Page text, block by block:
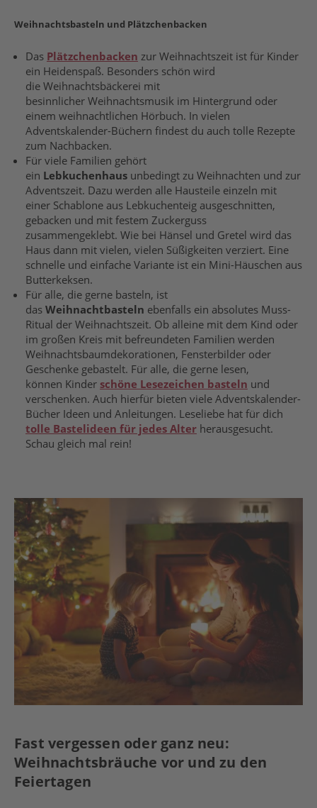
Weihnachtsbasteln und Plätzchenbacken
Das Plätzchenbacken zur Weihnachtszeit ist für Kinder
ein Heidenspaß. Besonders schön wird
die Weihnachtsbäckerei mit
besinnlicher Weihnachtsmusik im Hintergrund oder
einem weihnachtlichen Hörbuch. In vielen
Adventskalender-Büchern findest du auch tolle Rezepte
zum Nachbacken.
Für viele Familien gehört
ein Lebkuchenhaus unbedingt zu Weihnachten und zur
Adventszeit. Dazu werden alle Hausteile einzeln mit
einer Schablone aus Lebkuchenteig ausgeschnitten,
gebacken und mit festem Zuckerguss
zusammengeklebt. Wie bei Hänsel und Gretel wird das
Haus dann mit vielen, vielen Süßigkeiten verziert. Eine
schnelle und einfache Variante ist ein Mini-Häuschen aus
Butterkeksen.
Für alle, die gerne basteln, ist
das Weihnachtbasteln ebenfalls ein absolutes Muss-
Ritual der Weihnachtszeit. Ob alleine mit dem Kind oder
im großen Kreis mit befreundeten Familien werden
Weihnachtsbaumdekorationen, Fensterbilder oder
Geschenke gebastelt. Für alle, die gerne lesen,
können Kinder schöne Lesezeichen basteln und
verschenken. Auch hierfür bieten viele Adventskalender-
Bücher Ideen und Anleitungen. Leseliebe hat für dich
tolle Bastelideen für jedes Alter herausgesucht.
Schau gleich mal rein!
Fast vergessen oder ganz neu:
Weihnachtsbräuche vor und zu den
Feiertagen